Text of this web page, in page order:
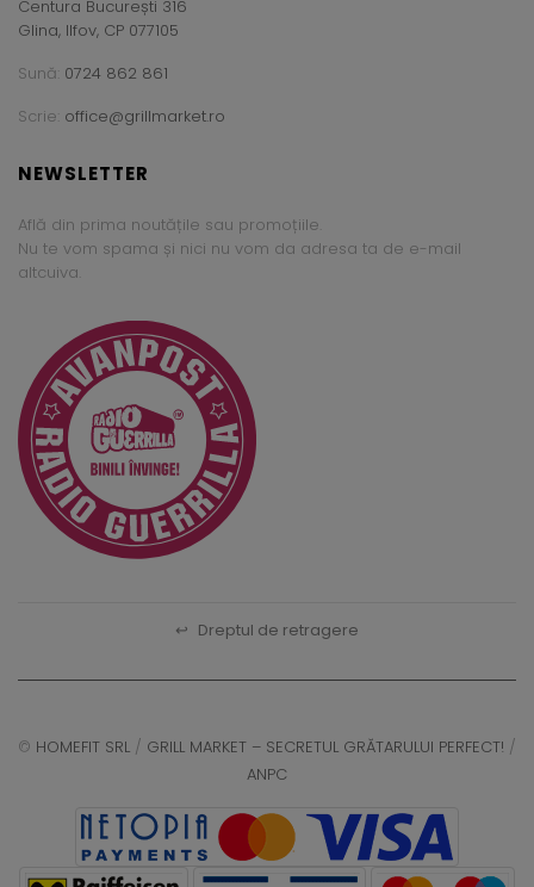
Centura București 316
Glina, Ilfov, CP 077105
Sună: 0724 862 861
Scrie: office@grillmarket.ro
NEWSLETTER
Află din prima noutățile sau promoțiile.
Nu te vom spama și nici nu vom da adresa ta de e-mail
altcuiva.
↩ Dreptul de retragere
© HOMEFIT SRL / GRILL MARKET – SECRETUL GRĂTARULUI PERFECT! /
ANPC